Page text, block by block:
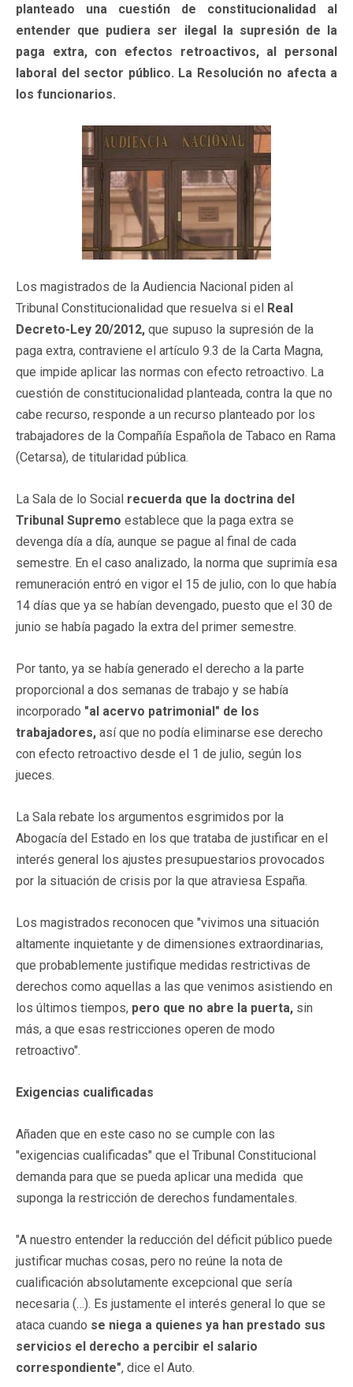
planteado una cuestión de constitucionalidad al
entender que pudiera ser ilegal la supresión de la
paga extra, con efectos retroactivos, al personal
laboral del sector público. La Resolución no afecta a
los funcionarios.
Los magistrados de la Audiencia Nacional piden al
Tribunal Constitucionalidad que resuelva si el Real
Decreto-Ley 20/2012, que supuso la supresión de la
paga extra, contraviene el artículo 9.3 de la Carta Magna,
que impide aplicar las normas con efecto retroactivo. La
cuestión de constitucionalidad planteada, contra la que no
cabe recurso, responde a un recurso planteado por los
trabajadores de la Compañía Española de Tabaco en Rama
(Cetarsa), de titularidad pública.
La Sala de lo Social recuerda que la doctrina del
Tribunal Supremo establece que la paga extra se
devenga día a día, aunque se pague al final de cada
semestre. En el caso analizado, la norma que suprimía esa
remuneración entró en vigor el 15 de julio, con lo que había
14 días que ya se habían devengado, puesto que el 30 de
junio se había pagado la extra del primer semestre.
Por tanto, ya se había generado el derecho a la parte
proporcional a dos semanas de trabajo y se había
incorporado "al acervo patrimonial" de los
trabajadores, así que no podía eliminarse ese derecho
con efecto retroactivo desde el 1 de julio, según los
jueces.
La Sala rebate los argumentos esgrimidos por la
Abogacía del Estado en los que trataba de justificar en el
interés general los ajustes presupuestarios provocados
por la situación de crisis por la que atraviesa España.
Los magistrados reconocen que "vivimos una situación
altamente inquietante y de dimensiones extraordinarias,
que probablemente justifique medidas restrictivas de
derechos como aquellas a las que venimos asistiendo en
los últimos tiempos, pero que no abre la puerta, sin
más, a que esas restricciones operen de modo
retroactivo".
Exigencias cualificadas
Añaden que en este caso no se cumple con las
"exigencias cualificadas" que el Tribunal Constitucional
demanda para que se pueda aplicar una medida que
suponga la restricción de derechos fundamentales.
"A nuestro entender la reducción del déficit público puede
justificar muchas cosas, pero no reúne la nota de
cualificación absolutamente excepcional que sería
necesaria (…). Es justamente el interés general lo que se
ataca cuando se niega a quienes ya han prestado sus
servicios el derecho a percibir el salario
correspondiente", dice el Auto.